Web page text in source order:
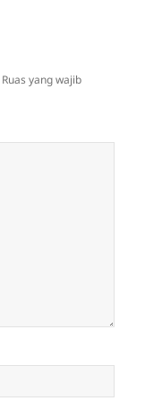
Ruas yang wajib